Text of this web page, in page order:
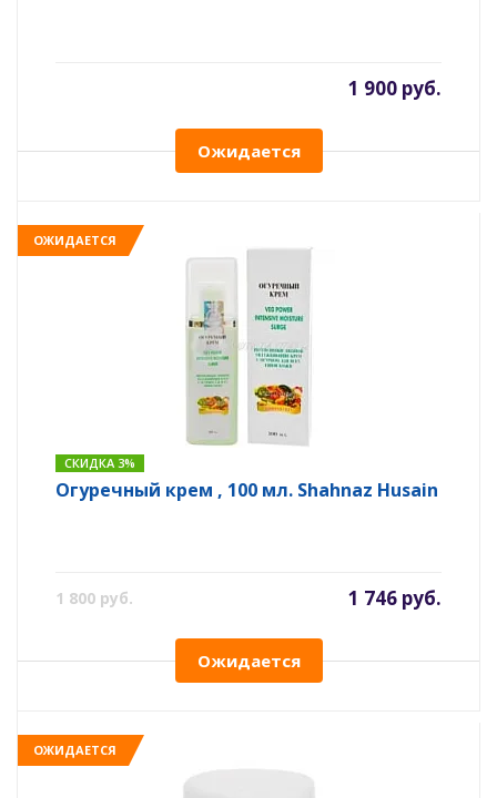
1 900 руб.
Ожидается
ОЖИДАЕТСЯ
СКИДКА 3%
Огуречный крем , 100 мл. Shahnaz Husain
1 800 руб. 1 746 руб.
Ожидается
ОЖИДАЕТСЯ